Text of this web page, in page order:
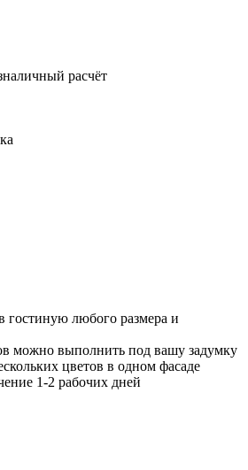
расчёт
гостиную любого размера и
можно выполнить под вашу задумку
цветов в одном фасаде
1-2 рабочих дней